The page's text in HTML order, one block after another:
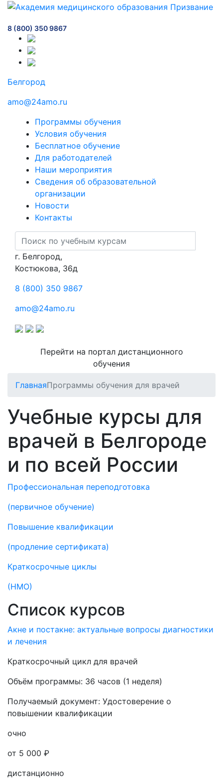
8 (800) 350 9867
Белгород
amo@24amo.ru
Программы обучения
Условия обучения
Бесплатное обучение
Для работодателей
Наши мероприятия
Сведения об образовательной
организации
Новости
Контакты
г. Белгород,
Костюкова, 36д
8 (800) 350 9867
amo@24amo.ru
Перейти на портал дистанционного
обучения
ГлавнаяПрограммы обучения для врачей
Учебные курсы для
врачей в Белгороде
и по всей России
Профессиональная переподготовка
(первичное обучение)
Повышение квалификации
(продление сертификата)
Краткосрочные циклы
(НМО)
Список курсов
Акне и постакне: актуальные вопросы диагностики
и лечения
Краткосрочный цикл для врачей
Объём программы: 36 часов (1 неделя)
Получаемый документ: Удостоверение о
повышении квалификации
очно
от 5 000 ₽
дистанционно